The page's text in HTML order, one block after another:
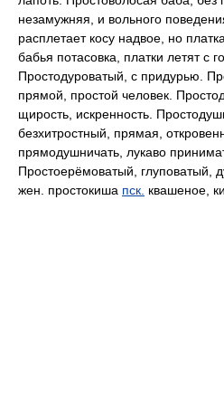
незамужняя, и вольного
расплетает косу надвое, но
бабья потасовка, платки летят с
Простодуроватый, с придурью.
прямой, простой человек.
щирость, искренность.
безхитростный, прямая,
прямодушничать, лукаво
Простоерёмоватый, глуповатый,
жен. простокиша пск. квашеное,